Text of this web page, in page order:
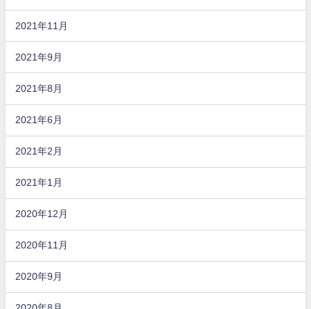
2021年11月
2021年9月
2021年8月
2021年6月
2021年2月
2021年1月
2020年12月
2020年11月
2020年9月